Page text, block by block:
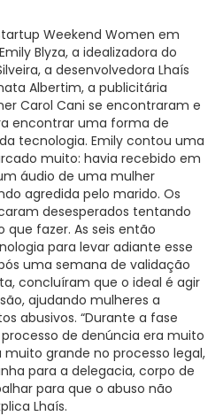
Weekend Women em
Blyza, a idealizadora do
a desenvolvedora Lhaís
Albertim, a publicitária
Carol Cani se encontraram e
encontrar uma forma de
tecnologia. Emily contou uma
muito: havia recebido em
áudio de uma mulher
agredida pelo marido. Os
desesperados tentando
que fazer. As seis então
para levar adiante esse
uma semana de validação
concluíram que o ideal é agir
ajudando mulheres a
abusivos. “Durante a fase
de denúncia era muito
grande no processo legal,
para a delegacia, corpo de
para que o abuso não
Lhaís.